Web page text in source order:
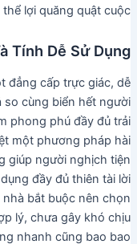
lợi quăng quật cuộc.
Tính Dễ Sử Dụng
đẳng cấp trực giác, dễ
so cùng biển hết người
phong phú đầy đủ trải
một phương pháp hài
giúp người nghịch tiện
đầy đủ thiên tài lời
bắt buộc nên chọn
lý, chưa gây khó chịu
nhanh cũng bao bao